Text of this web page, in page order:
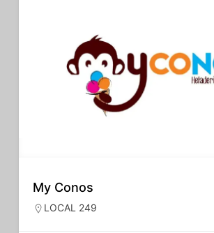
My Conos
LOCAL 249